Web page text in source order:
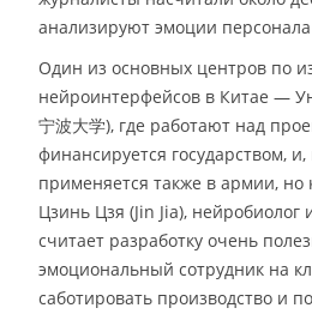
анализируют эмоции
Один из основных центров по
нейроинтерфейсов в Китае —
宁波大学), где работают над
финансируется государством,
применяется также в армии, но
Цзинь Цзя (Jin Jia),
считает разработку очень
эмоциональный сотрудник на
саботировать производство и